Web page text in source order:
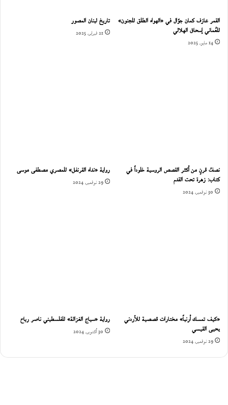
القمر عازف كمان جوّال في «الهواء الطلق للجنون»
للعُماني إسحاق الهلالي
14 مايو، 2025
تاريخ لبنان المصور
21 فبراير، 2025
نصفُ قرنٍ من أكثر القصص الروسية خلوداً في
كتاب: زهرة تحت القدم
30 نوفمبر، 2024
رواية «نداء القرنفل» للمصري مصطفى موسى
29 نوفمبر، 2024
«كيف تمسك أرنباً» مختارات قصصية للأردني
يحيى القيسي
29 نوفمبر، 2024
رواية «سياج الغزالة» للفلسطيني ناصر رباح
30 أكتوبر، 2024